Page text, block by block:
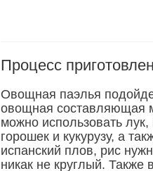
Процесс
Овощная паэлья
овощная составляющая
можно использовать
горошек и кукурузу, а
испанский плов, рис
никак не круглый. Также